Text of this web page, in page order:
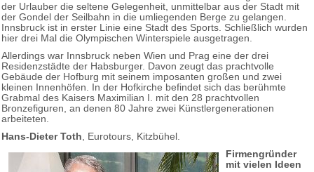
der Urlauber die seltene Gelegenheit, unmittelbar aus der Stadt mit
der Gondel der Seilbahn in die umliegenden Berge zu gelangen.
Innsbruck ist in erster Linie eine Stadt des Sports. Schließlich wurden
hier drei Mal die Olympischen Winterspiele ausgetragen.
Allerdings war Innsbruck neben Wien und Prag eine der drei
Residenzstädte der Habsburger. Davon zeugt das prachtvolle
Gebäude der Hofburg mit seinem imposanten großen und zwei
kleinen Innenhöfen. In der Hofkirche befindet sich das berühmte
Grabmal des Kaisers Maximilian I. mit den 28 prachtvollen
Bronzefiguren, an denen 80 Jahre zwei Künstlergenerationen
arbeiteten.
Hans-Dieter Toth , Eurotours, Kitzbühel.
Firmengründer
mit vielen Ideen